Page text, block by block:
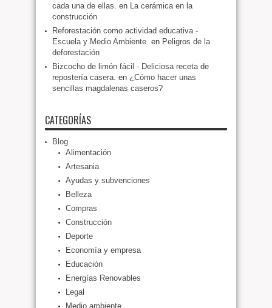
cada una de ellas. en La cerámica en la
construcción
Reforestación como actividad educativa -
Escuela y Medio Ambiente. en Peligros de la
deforestación
Bizcocho de limón fácil - Deliciosa receta de
repostería casera. en ¿Cómo hacer unas
sencillas magdalenas caseros?
CATEGORÍAS
Blog
Alimentación
Artesania
Ayudas y subvenciones
Belleza
Compras
Construcción
Deporte
Economía y empresa
Educación
Energías Renovables
Legal
Medio ambiente